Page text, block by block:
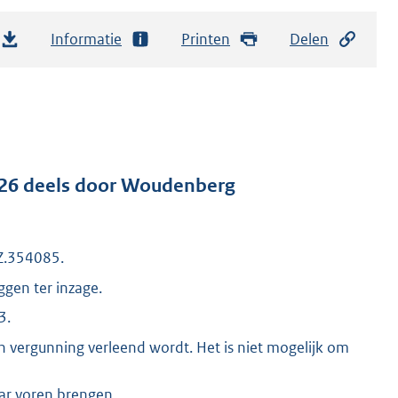
Informatie Printen Delen
deels door Woudenberg
ter inzage.
verleend wordt. Het is niet mogelijk om